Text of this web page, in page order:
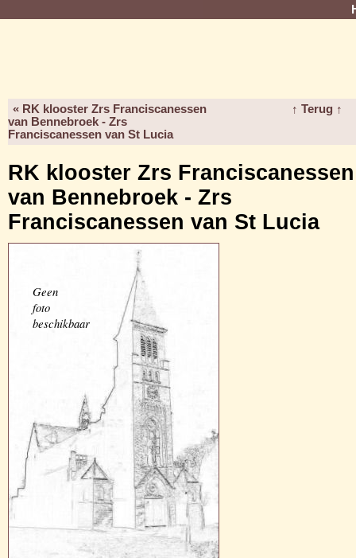
« RK klooster Zrs Franciscanessen
van Bennebroek - Zrs
Franciscanessen van St Lucia
↑ Terug ↑
RK klooster Zrs Franciscanessen
van Bennebroek - Zrs
Franciscanessen van St Lucia
Geen
foto
beschikbaar